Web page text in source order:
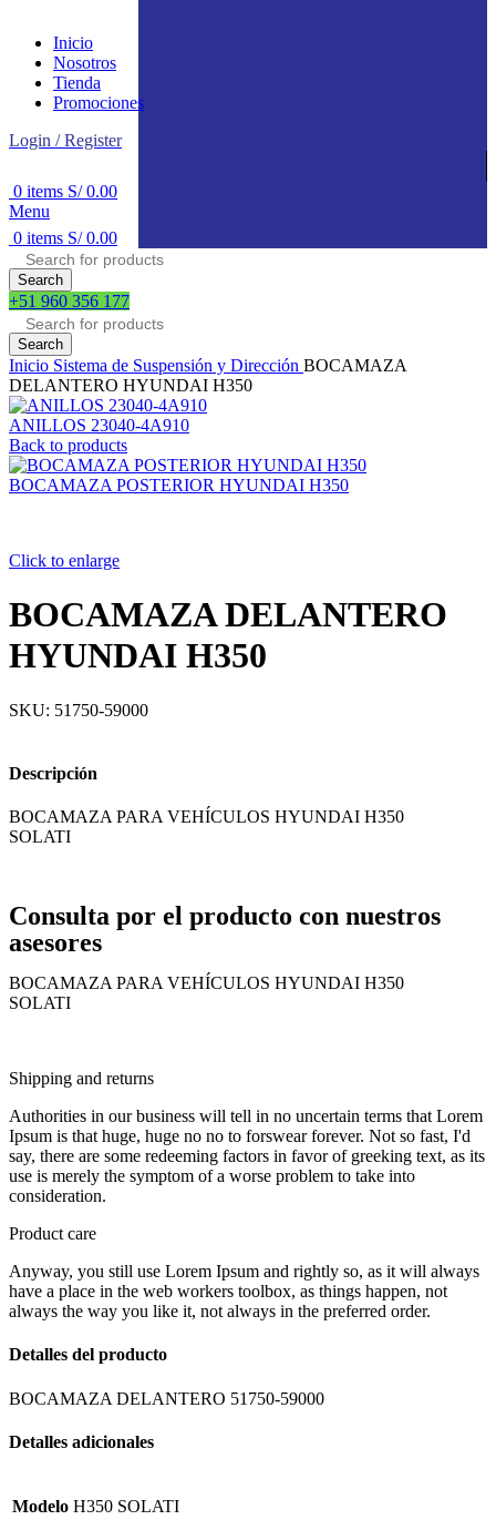
Inicio
Nosotros
Tienda
Promociones
Login / Register
0 items S/0.00
Menu
0 items S/0.00
Search
+51 960 356 177
Search
Inicio Sistema de Suspensión y Dirección BOCAMAZA
DELANTERO HYUNDAI H350
ANILLOS 23040-4A910
Back to products
BOCAMAZA POSTERIOR HYUNDAI H350
Click to enlarge
BOCAMAZA DELANTERO
HYUNDAI H350
SKU: 51750-59000
Descripción
BOCAMAZA PARA VEHÍCULOS HYUNDAI H350
SOLATI
Consulta por el producto con nuestros
asesores
BOCAMAZA PARA VEHÍCULOS HYUNDAI H350
SOLATI
Shipping and returns
Authorities in our business will tell in no uncertain terms that Lorem
Ipsum is that huge, huge no no to forswear forever. Not so fast, I'd
say, there are some redeeming factors in favor of greeking text, as its
use is merely the symptom of a worse problem to take into
consideration.
Product care
Anyway, you still use Lorem Ipsum and rightly so, as it will always
have a place in the web workers toolbox, as things happen, not
always the way you like it, not always in the preferred order.
Detalles del producto
BOCAMAZA DELANTERO 51750-59000
Detalles adicionales
Modelo H350 SOLATI